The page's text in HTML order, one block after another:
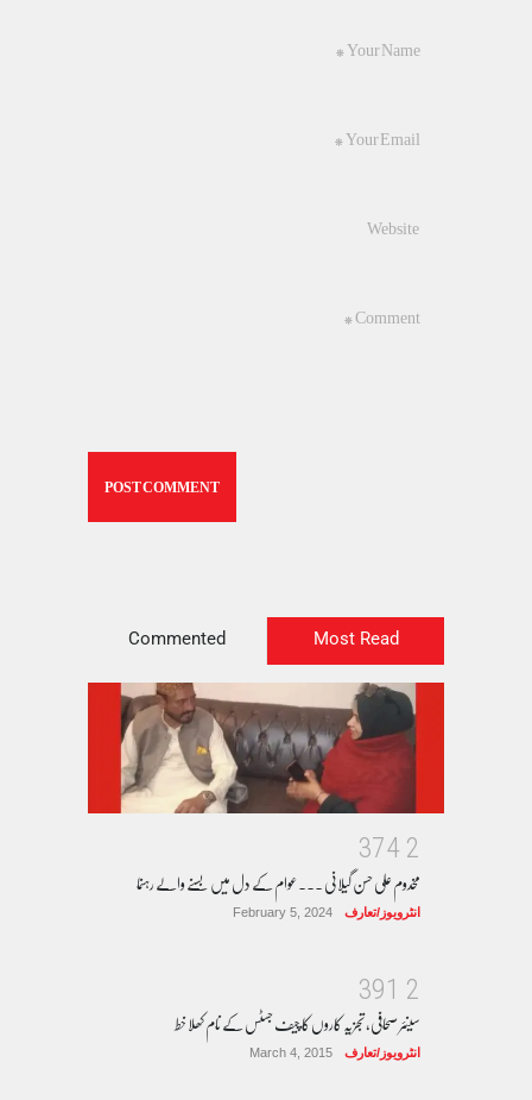
Most Read
Commented
2
4
7
3
مخدوم علی حسن گیلانی ۔۔۔عوام کے دل میں بسنے والے رہنما
انٹرویوز/تعارف February 5, 2024
2
1
9
3
سینئر صحافی، تجزیہ کاروں کا چیف جسٹس کے نام کھلا خط
انٹرویوز/تعارف March 4, 2015